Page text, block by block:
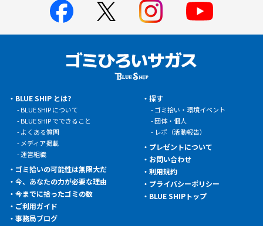
BLUE SHIP とは?
BLUE SHIP について
BLUE SHIP でできること
よくある質問
メディア掲載
運営組織
ゴミ拾いの可能性は無限大だ
今、あなたの力が必要な理由
今までに拾ったゴミの数
ご利用ガイド
事務局ブログ
探す
ゴミ拾い・環境イベント
団体・個人
レポ（活動報告）
プレゼントについて
お問い合わせ
利用規約
プライバシーポリシー
BLUE SHIPトップ